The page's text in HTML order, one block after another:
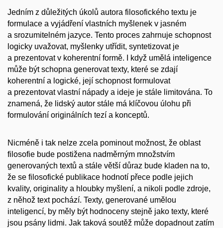
Jedním z důležitých úkolů autora filosofického textu je
formulace a vyjádření vlastních myšlenek v jasném
a srozumitelném jazyce. Tento proces zahrnuje schopnost
logicky uvažovat, myšlenky utřídit, syntetizovat je
a prezentovat v koherentní formě. I když umělá inteligence
může být schopna generovat texty, které se zdají
koherentní a logické, její schopnost formulovat
a prezentovat vlastní nápady a ideje je stále limitována. To
znamená, že lidský autor stále má klíčovou úlohu při
formulování originálních tezí a konceptů.
Nicméně i tak nelze zcela pominout možnost, že oblast
filosofie bude postižena nadměrným množstvím
generovaných textů a stále větší důraz bude kladen na to,
že se filosofické publikace hodnotí přece podle jejich
kvality, originality a hloubky myšlení, a nikoli podle zdroje,
z něhož text pochází. Texty, generované umělou
inteligencí, by měly být hodnoceny stejně jako texty, které
jsou psány lidmi. Jak taková soutěž může dopadnout zatím